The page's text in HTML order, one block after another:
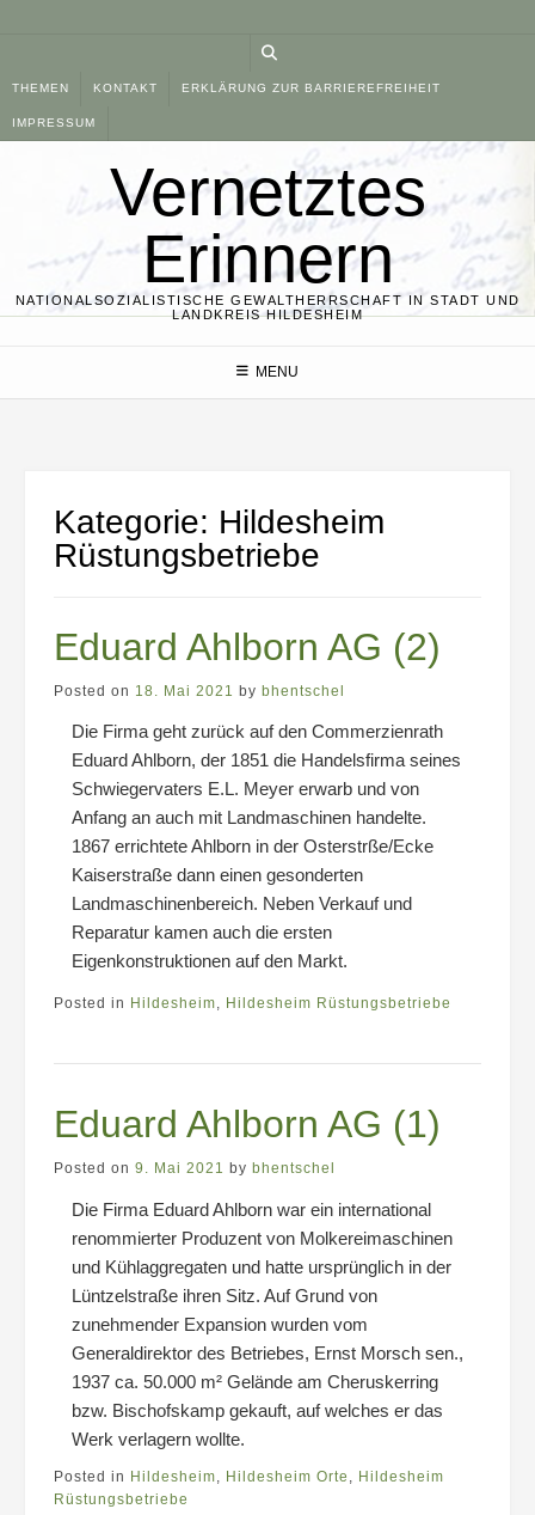
THEMEN KONTAKT ERKLÄRUNG ZUR BARRIEREFREIHEIT
IMPRESSUM
Vernetztes
Erinnern
NATIONALSOZIALISTISCHE GEWALTHERRSCHAFT IN STADT UND
LANDKREIS HILDESHEIM
MENU
Kategorie: Hildesheim
Rüstungsbetriebe
Eduard Ahlborn AG (2)
Posted on 18. Mai 2021 by bhentschel
Die Firma geht zurück auf den Commerzienrath
Eduard Ahlborn, der 1851 die Handelsfirma seines
Schwiegervaters E.L. Meyer erwarb und von
Anfang an auch mit Landmaschinen handelte.
1867 errichtete Ahlborn in der Osterstrße/Ecke
Kaiserstraße dann einen gesonderten
Landmaschinenbereich. Neben Verkauf und
Reparatur kamen auch die ersten
Eigenkonstruktionen auf den Markt.
Posted in Hildesheim, Hildesheim Rüstungsbetriebe
Eduard Ahlborn AG (1)
Posted on 9. Mai 2021 by bhentschel
Die Firma Eduard Ahlborn war ein international
renommierter Produzent von Molkereimaschinen
und Kühlaggregaten und hatte ursprünglich in der
Lüntzelstraße ihren Sitz. Auf Grund von
zunehmender Expansion wurden vom
Generaldirektor des Betriebes, Ernst Morsch sen.,
1937 ca. 50.000 m² Gelände am Cheruskerring
bzw. Bischofskamp gekauft, auf welches er das
Werk verlagern wollte.
Posted in Hildesheim, Hildesheim Orte , Hildesheim
Rüstungsbetriebe